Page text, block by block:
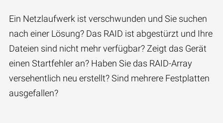
Ein Netzlaufwerk ist verschwunden und Sie suchen
nach einer Lösung? Das RAID ist abgestürzt und Ihre
Dateien sind nicht mehr verfügbar? Zeigt das Gerät
einen Startfehler an? Haben Sie das RAID-Array
versehentlich neu erstellt? Sind mehrere Festplatten
ausgefallen?